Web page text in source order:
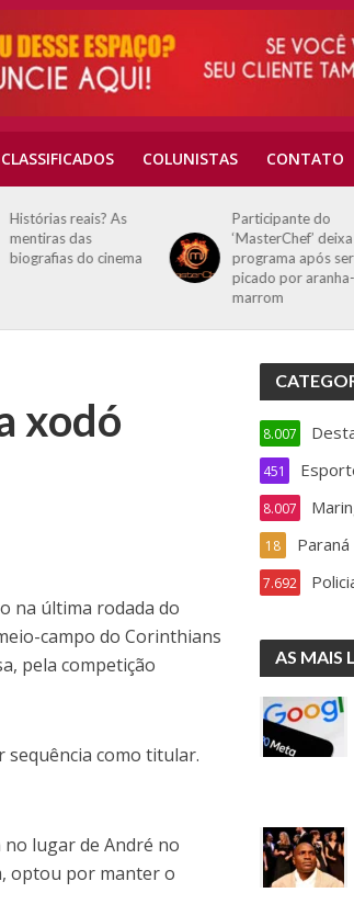
CLASSIFICADOS COLUNISTAS CONTATO
Histórias reais? As
mentiras das
biografias do cinema
Participante do
‘MasterChef’ deixa
programa após ser
picado por aranha-
marrom
xodó
na última rodada do
campo do Corinthians
pela competição
sequência como titular.
lugar de André no
optou por manter o
8.007
451
8.007
Paraná
18
7.692
AS MAIS